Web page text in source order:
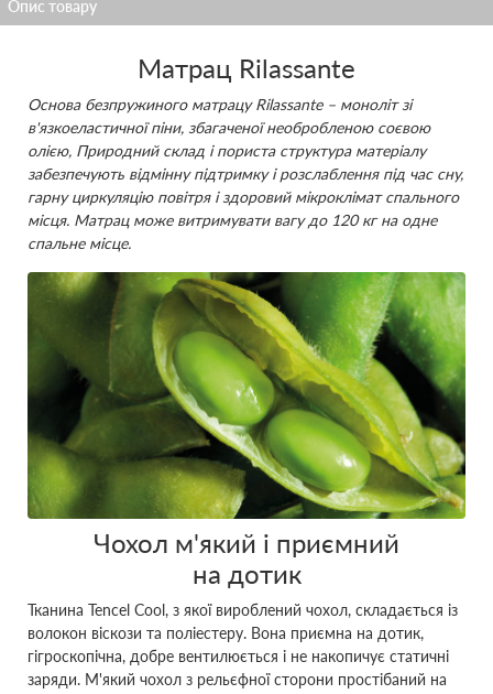
Матрац Rilassante
Основа безпружиного матрацу Rilassante – моноліт зі
в'язкоеластичної піни, збагаченої необробленою соєвою
олією, Природний склад і пориста структура матеріалу
забезпечують відмінну підтримку і розслаблення під час сну,
гарну циркуляцію повітря і здоровий мікроклімат спального
місця. Матрац може витримувати вагу до 120 кг на одне
спальне місце.
Чохол м'який і приємний
на дотик
Тканина Tencel Cool, з якої вироблений чохол, складається із
волокон віскози та поліестеру. Вона приємна на дотик,
гігроскопічна, добре вентилюється і не накопичує статичні
заряди. М'який чохол з рельєфної сторони простібаний на